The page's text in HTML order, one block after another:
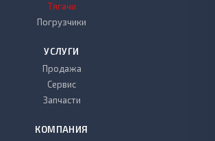
Тягачи
Погрузчики
УСЛУГИ
Продажа
Сервис
Запчасти
КОМПАНИЯ